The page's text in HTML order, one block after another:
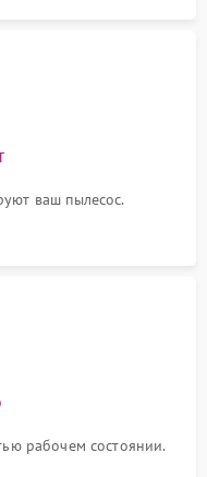
ваш пылесос.
рабочем состоянии.